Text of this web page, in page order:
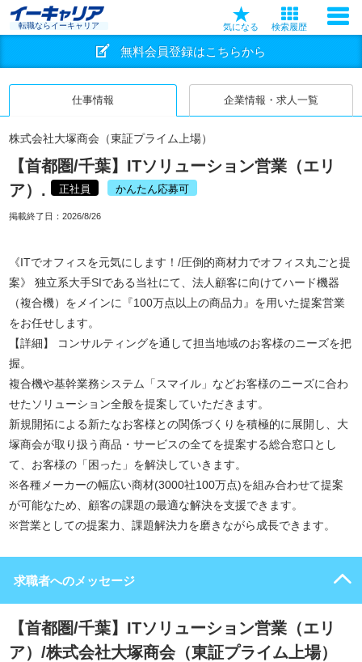
転職ならイーキャリア 気になる 検索履歴
無料会員登録はこちらから
仕事情報 企業情報・求人一覧
株式会社大塚商会（東証プライム上場）
【首都圏/千葉】ITソリューション営業（エリ
ア）.
正社員 かんたん応募可
掲載終了日： 2026/8/26
《ITでオフィスを元気にします！/圧倒的商材力でオフィス丸ごと提
案》 独立系大手SIである当社にて、法人顧客に向けてハード機器
（複合機）をメインに『100万点以上の商品力』を用いた提案営業
をお任せします。
【詳細】 コンサルティングを通して担当地域のお客様のニーズを把
握。
複合機や基幹業務システム「スマイル」などお客様のニーズに合わ
せたソリューション全般を提案していただきます。
新規開拓による新たなお客様との関係づくりを積極的に展開し、大
塚商会が取り扱う商品・サービスの全てを提案する総合窓口とし
て、お客様の「困った」を解決していきます。
※各種メーカーの幅広い商材(3000社100万点)を組み合わせて提案
が可能なため、顧客の課題の最適な解決を支援できます。
※営業としての提案力、課題解決力を磨きながら成長できます。
求職者へのメッセージ
【首都圏/千葉】ITソリューション営業（エリ
ア）/株式会社大塚商会（東証プライム上場）